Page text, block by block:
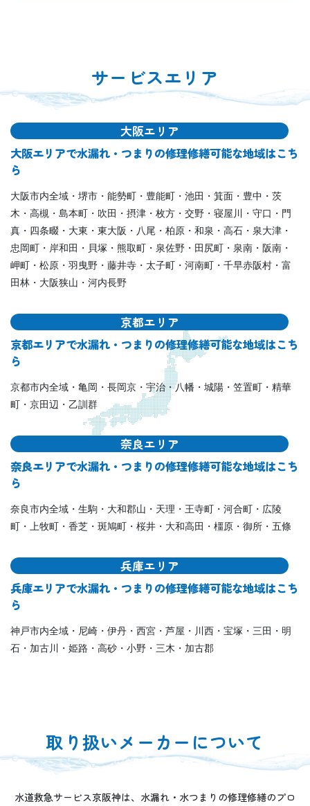
サービスエリア
大阪エリア
大阪エリアで水漏れ・つまりの修理修繕可能な地域はこち
ら
大阪市内全域・堺市・能勢町・豊能町・池田・箕面・豊中・茨
木・高槻・島本町・吹田・摂津・枚方・交野・寝屋川・守口・門
真・四条畷・大東・東大阪・八尾・柏原・和泉・高石・泉大津・
忠岡町・岸和田・貝塚・熊取町・泉佐野・田尻町・泉南・阪南・
岬町・松原・羽曳野・藤井寺・太子町・河南町・千早赤阪村・富
田林・大阪狭山・河内長野
京都エリア
京都エリアで水漏れ・つまりの修理修繕可能な地域はこち
ら
京都市内全域・亀岡・長岡京・宇治・八幡・城陽・笠置町・精華
町・京田辺・乙訓群
奈良エリア
奈良エリアで水漏れ・つまりの修理修繕可能な地域はこち
ら
奈良市内全域・生駒・大和郡山・天理・王寺町・河合町・広陵
町・上牧町・香芝・斑鳩町・桜井・大和高田・橿原・御所・五條
兵庫エリア
兵庫エリアで水漏れ・つまりの修理修繕可能な地域はこち
ら
神戸市内全域・尼崎・伊丹・西宮・芦屋・川西・宝塚・三田・明
石・加古川・姫路・高砂・小野・三木・加古郡
取り扱いメーカーについて
水道救急サービス京阪神は、水漏れ・水つまりの修理修繕のプロ